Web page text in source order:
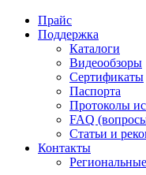
Прайс
Поддержка
Каталоги
Видеообзоры
Сертификаты
Паспорта
Протоколы
FAQ
Статьи и
Контакты